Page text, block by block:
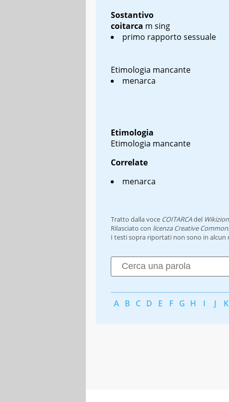
Sostantivo
coitarca m sing
primo rapporto sessuale
Etimologia mancante
menarca
Etimologia
Etimologia mancante
Correlate
menarca
Tratto dalla voce COITARCAdel
Rilasciato con licenza Creative
I testi sopra riportati non sono in alcun
A B C D E F G H I J K